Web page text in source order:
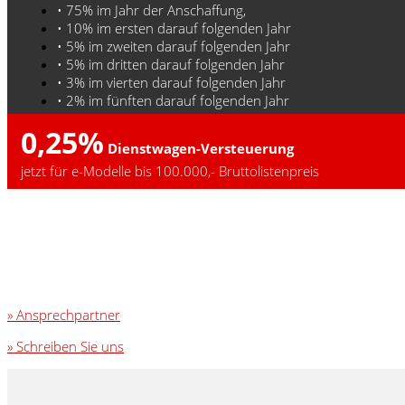
• 75% im Jahr der Anschaffung,
• 10% im ersten darauf folgenden Jahr
• 5% im zweiten darauf folgenden Jahr
• 5% im dritten darauf folgenden Jahr
• 3% im vierten darauf folgenden Jahr
• 2% im fünften darauf folgenden Jahr
0,25% Dienstwagen-Versteuerung
jetzt für e-Modelle bis 100.000,- Bruttolistenpreis
» Ansprechpartner
» Schreiben Sie uns